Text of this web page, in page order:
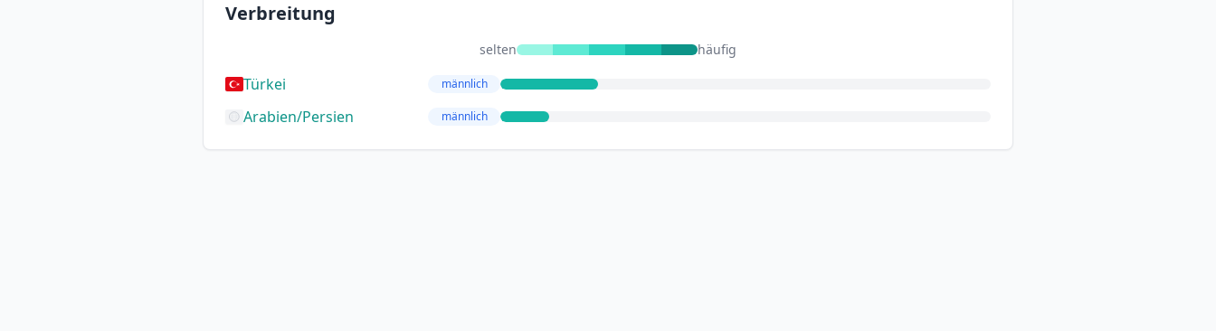
Verbreitung
selten häufig
Türkei männlich
Arabien/Persien männlich